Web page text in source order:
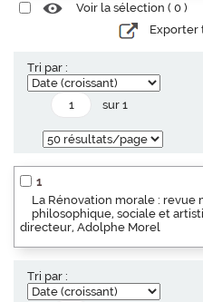
Voir la sélection ( 0 )
Exporter
Tri par :
sur 1
1
La Rénovation morale : revue
philosophique, sociale et
directeur, Adolphe Morel
Tri par :